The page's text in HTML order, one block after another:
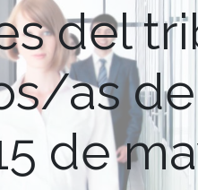
del
as
de